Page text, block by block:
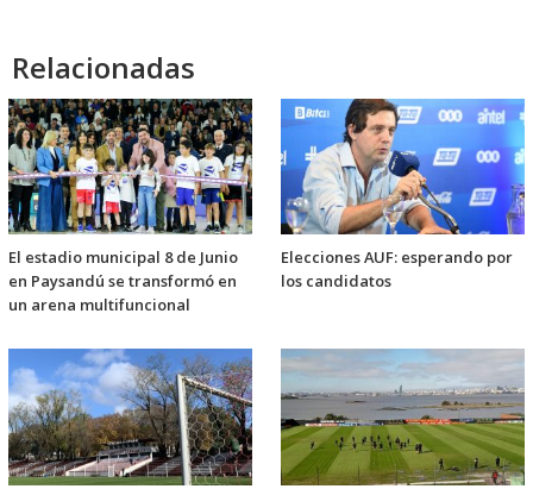
Relacionadas
El estadio municipal 8 de Junio
en Paysandú se transformó en
un arena multifuncional
Elecciones AUF: esperando por
los candidatos